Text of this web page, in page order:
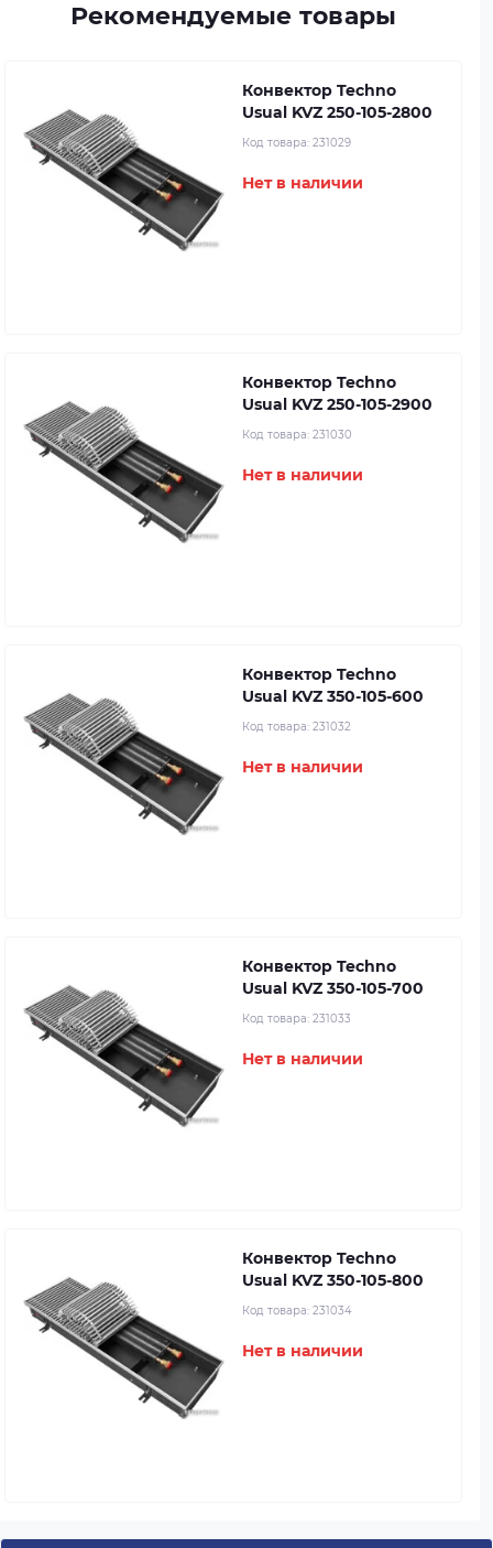
Рекомендуемые товары
Конвектор Techno
Usual KVZ 250-105-2800
Код товара: 231029
Нет в наличии
Конвектор Techno
Usual KVZ 250-105-2900
Код товара: 231030
Нет в наличии
Конвектор Techno
Usual KVZ 350-105-600
Код товара: 231032
Нет в наличии
Конвектор Techno
Usual KVZ 350-105-700
Код товара: 231033
Нет в наличии
Конвектор Techno
Usual KVZ 350-105-800
Код товара: 231034
Нет в наличии